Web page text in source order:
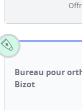
Bureau pour
Bizot